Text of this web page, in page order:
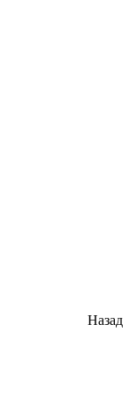
Назад